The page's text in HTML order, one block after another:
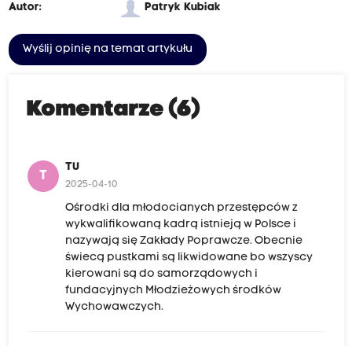
Autor: Patryk Kubiak
Wyślij opinię na temat artykułu
Komentarze (6)
T
TU
2025-04-10
Ośrodki dla młodocianych przestępców z
wykwalifikowaną kadrą istnieją w Polsce i
nazywają się Zakłady Poprawcze. Obecnie
świecą pustkami są likwidowane bo wszyscy
kierowani są do samorządowych i
fundacyjnych Młodzieżowych środków
Wychowawczych.